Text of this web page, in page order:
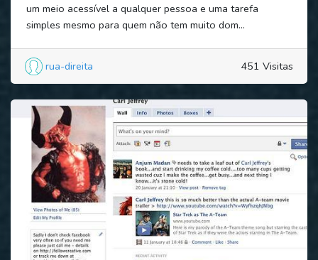
um meio acessível a qualquer pessoa e uma tarefa
simples mesmo para quem não tem muito dom...
rua-direita 451 Visitas